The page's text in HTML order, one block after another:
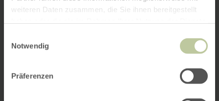
weiteren Daten zusammen, die Sie ihnen bereitgestellt
Notwendig
Präferenzen